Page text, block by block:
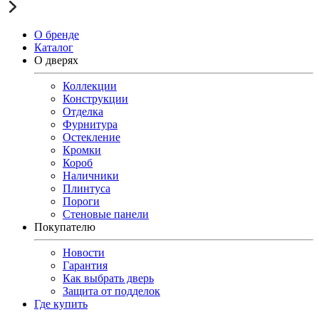
О бренде
Каталог
О дверях
Коллекции
Конструкции
Отделка
Фурнитура
Остекление
Кромки
Короб
Наличники
Плинтуса
Пороги
Стеновые панели
Покупателю
Новости
Гарантия
Как выбрать дверь
Защита от подделок
Где купить